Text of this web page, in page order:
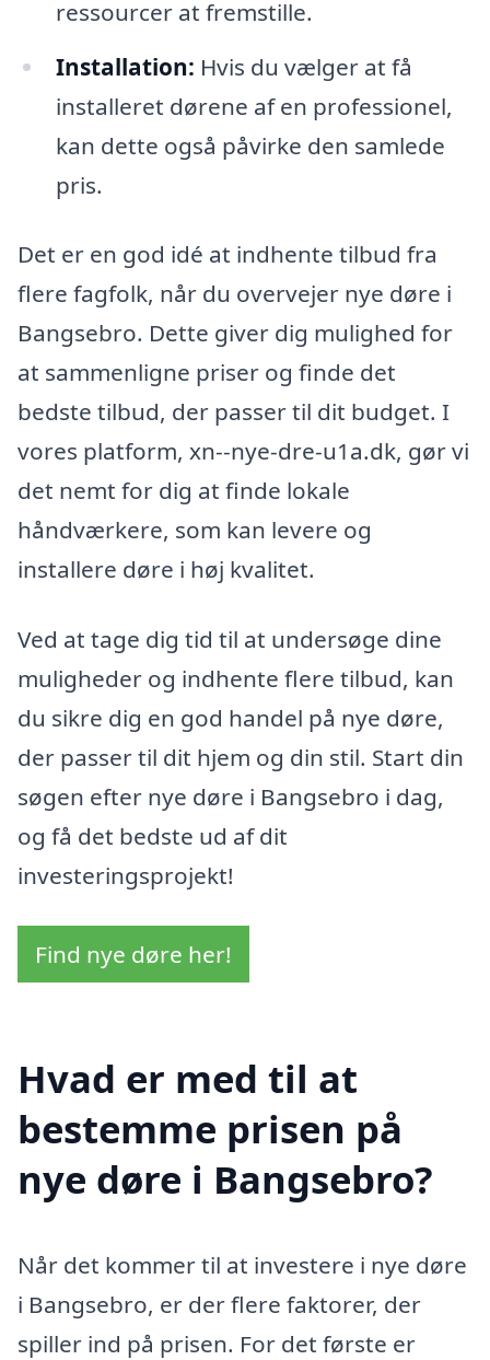
ressourcer at fremstille.
Installation: Hvis du vælger at få
installeret dørene af en professionel,
kan dette også påvirke den samlede
pris.
Det er en god idé at indhente tilbud fra
flere fagfolk, når du overvejer nye døre i
Bangsebro. Dette giver dig mulighed for
at sammenligne priser og finde det
bedste tilbud, der passer til dit budget. I
vores platform, xn--nye-dre-u1a.dk, gør vi
det nemt for dig at finde lokale
håndværkere, som kan levere og
installere døre i høj kvalitet.
Ved at tage dig tid til at undersøge dine
muligheder og indhente flere tilbud, kan
du sikre dig en god handel på nye døre,
der passer til dit hjem og din stil. Start din
søgen efter nye døre i Bangsebro i dag,
og få det bedste ud af dit
investeringsprojekt!
Find nye døre her!
Hvad er med til at
bestemme prisen på
nye døre i Bangsebro?
Når det kommer til at investere i nye døre
i Bangsebro, er der flere faktorer, der
spiller ind på prisen. For det første er